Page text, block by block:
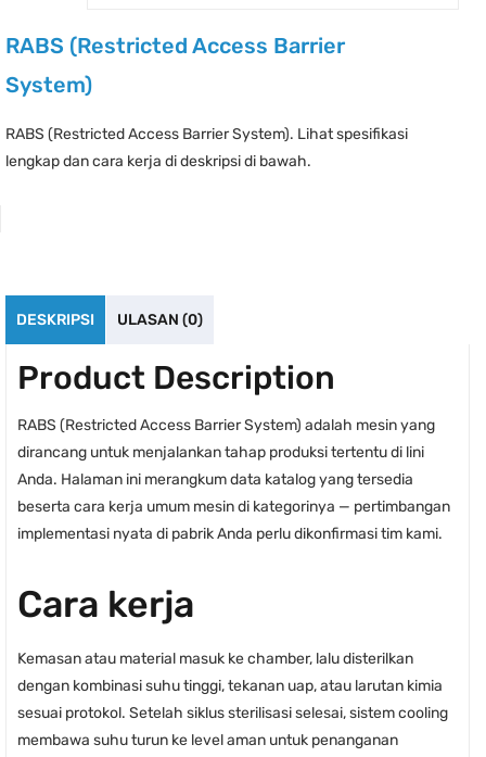
RABS (Restricted Access Barrier
System)
RABS (Restricted Access Barrier System). Lihat spesifikasi
lengkap dan cara kerja di deskripsi di bawah.
DESKRIPSI ULASAN (0)
Product Description
RABS (Restricted Access Barrier System) adalah mesin yang
dirancang untuk menjalankan tahap produksi tertentu di lini
Anda. Halaman ini merangkum data katalog yang tersedia
beserta cara kerja umum mesin di kategorinya — pertimbangan
implementasi nyata di pabrik Anda perlu dikonfirmasi tim kami.
Cara kerja
Kemasan atau material masuk ke chamber, lalu disterilkan
dengan kombinasi suhu tinggi, tekanan uap, atau larutan kimia
sesuai protokol. Setelah siklus sterilisasi selesai, sistem cooling
membawa suhu turun ke level aman untuk penanganan